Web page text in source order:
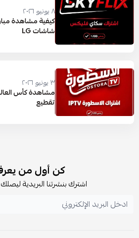
٨ يونيو ٢٠٢٦
كيفية مشاهدة
شاشات LG
٣ يونيو ٢٠٢٦
مشاهدة كأس
تقطيع
كن أول من
اشترك بنشرتنا البريدية